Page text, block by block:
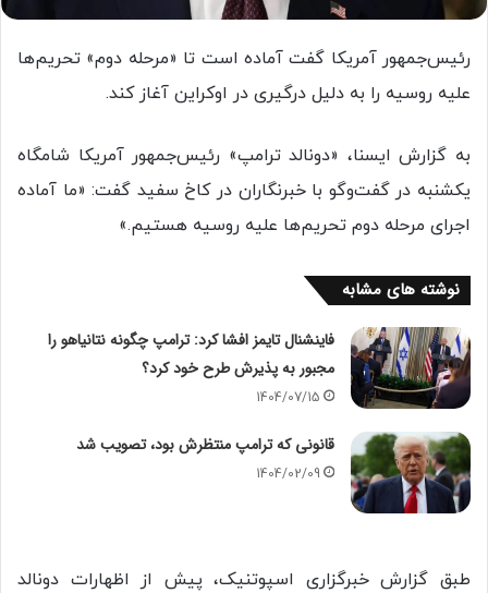
رئیس‌جمهور آمریکا گفت آماده است تا «مرحله دوم» تحریم‌ها
علیه روسیه را به دلیل درگیری در اوکراین آغاز کند.
به گزارش ایسنا، «دونالد ترامپ» رئیس‌جمهور آمریکا شامگاه
یکشنبه در گفت‌وگو با خبرنگاران در کاخ سفید گفت: «ما آماده
اجرای مرحله دوم تحریم‌ها علیه روسیه هستیم.»
نوشته های مشابه
فاینشنال تایمز افشا کرد: ترامپ چگونه نتانیاهو را
مجبور به پذیرش طرح خود کرد؟
1404/07/15
قانونی که ترامپ منتظرش بود، تصویب شد
1404/02/09
طبق گزارش خبرگزاری اسپوتنیک، پیش از اظهارات دونالد